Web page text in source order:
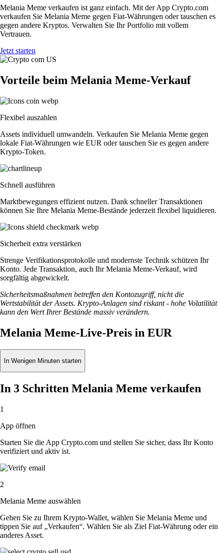
Melania Meme verkaufen ist ganz einfach. Mit der App Crypto.com
verkaufen Sie Melania Meme gegen Fiat-Währungen oder tauschen es
gegen andere Kryptos. Verwalten Sie Ihr Portfolio mit vollem
Vertrauen.
Jetzt starten
Vorteile beim Melania Meme-Verkauf
Flexibel auszahlen
Assets individuell umwandeln. Verkaufen Sie Melania Meme gegen
lokale Fiat-Währungen wie EUR oder tauschen Sie es gegen andere
Krypto-Token.
Schnell ausführen
Marktbewegungen effizient nutzen. Dank schneller Transaktionen
können Sie Ihre Melania Meme-Bestände jederzeit flexibel liquidieren.
Sicherheit extra verstärken
Strenge Verifikationsprotokolle und modernste Technik schützen Ihr
Konto. Jede Transaktion, auch Ihr Melania Meme-Verkauf, wird
sorgfältig abgewickelt.
Sicherheitsmaßnahmen betreffen den Kontozugriff, nicht die
Wertstabilität der Assets. Krypto-Anlagen sind riskant - hohe Volatilität
kann den Wert Ihrer Bestände massiv verändern.
Melania Meme-Live-Preis in EUR
In Wenigen Minuten starten
In 3 Schritten Melania Meme verkaufen
1
App öffnen
Starten Sie die App Crypto.com und stellen Sie sicher, dass Ihr Konto
verifiziert und aktiv ist.
2
Melania Meme auswählen
Gehen Sie zu Ihrem Krypto-Wallet, wählen Sie Melania Meme und
tippen Sie auf „Verkaufen“. Wählen Sie als Ziel Fiat-Währung oder ein
anderes Asset.